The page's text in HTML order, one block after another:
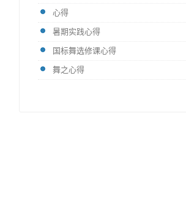
心得
暑期实践心得
国标舞选修课心得
舞之心得